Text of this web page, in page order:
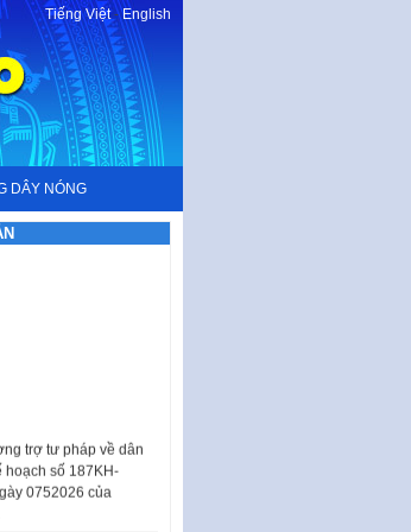
Tiếng Việt-English
DÂY NÓNG
hoạch số 187KH-
0752026 của